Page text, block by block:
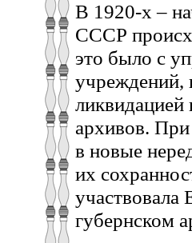
В 1920‑х –
СССР
это было с
учреждений,
архивов.
в новые
их
участвовала
губернском